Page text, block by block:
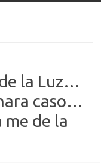
la Luz…
caso…
de la